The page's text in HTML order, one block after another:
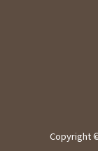
Copyright